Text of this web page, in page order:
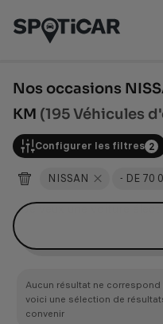
contenu
pied
Nos occasions
KM (195 Véhicules
Configurer les filtres 2
NISSAN - DE 70
Aucun résultat ne
voici une sélection de
convenir